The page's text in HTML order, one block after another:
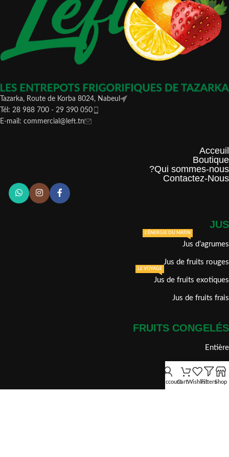
Tazarka, Route de Korba 8024, Nabeul
Tél: 28 988 700 - 29 390 050
E-mail: commercial@left.tn
Acceuil
Boutique
Qui sommes-nous?
Contactez-Nous
JUS
Jus d’agrumes
L'ÉNERGIE DU MATIN
Jus de fruits rouges
Jus de fruits exotiques
LE VOYAGE
Jus de fruits frais
FRUITS CONGELÉS
Entière
Purée
crumble
Shop
Filters
Wishlist
Cart
My account